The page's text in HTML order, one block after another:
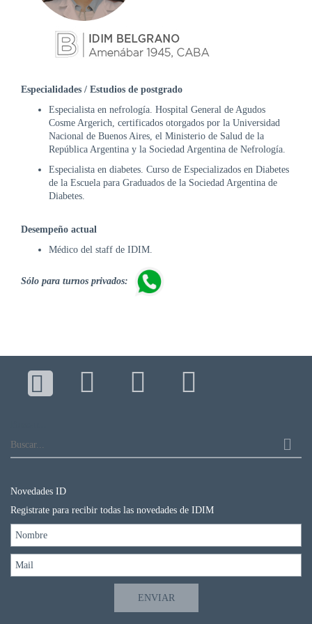
AUTOGESTIÓN
CENTRAL
|
4100
TURNOS
RECETAS
ONLINE
Especialidades / Estudios de postgrado
Especialista en nefrología. Hospital General de Agudos
Cosme Argerich, certificados otorgados por la Universidad
Nacional de Buenos Aires, el Ministerio de Salud de la
República Argentina y la Sociedad Argentina de Nefrología.
Especialista en diabetes. Curso de Especializados en Diabetes
de la Escuela para Graduados de la Sociedad Argentina de
Diabetes.
Desempeño actual
Médico del staff de IDIM.
Sólo para turnos privados:
Novedades ID
Registrate para recibir todas las novedades de IDIM